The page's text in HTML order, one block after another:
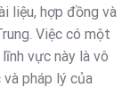
liệu, hợp đồng và
Việc có một
vực này là vô
pháp lý của